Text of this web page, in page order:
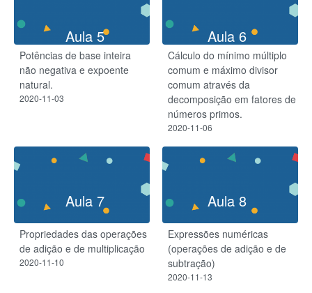
Aula 5
Potências de base inteira
não negativa e expoente
natural.
2020-11-03
Aula 6
Cálculo do mínimo múltiplo
comum e máximo divisor
comum através da
decomposição em fatores de
números primos.
2020-11-06
Aula 7
Propriedades das operações
de adição e de multiplicação
2020-11-10
Aula 8
Expressões numéricas
(operações de adição e de
subtração)
2020-11-13